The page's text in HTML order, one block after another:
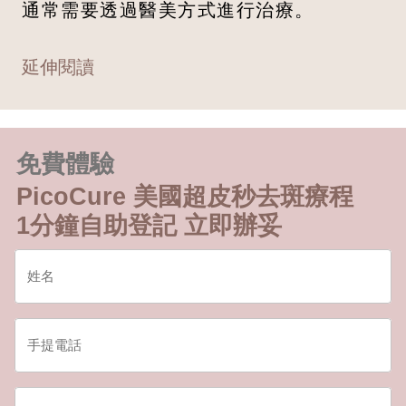
通常需要透過醫美方式進行治療。
延伸閱讀
免費體驗
PicoCure 美國超皮秒去斑療程
1分鐘自助登記 立即辦妥